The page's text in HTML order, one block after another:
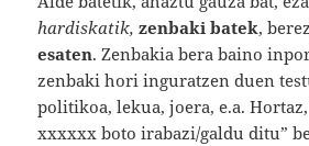
hardiskatik,zenbaki batek,
esaten. Zenbakia bera baino
zenbaki hori inguratzen duen
politikoa, lekua, joera, e.a.
xxxxxx boto irabazi/galdu ditu”